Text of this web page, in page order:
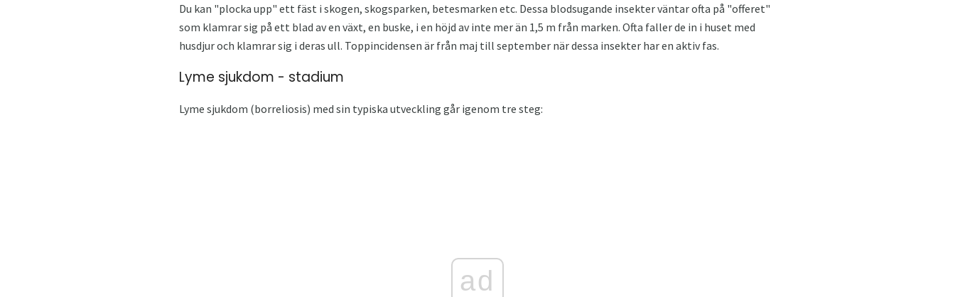
Du kan "plocka upp" ett fäst i skogen, skogsparken, betesmarken etc. Dessa blodsugande insekter väntar ofta på "offeret"
som klamrar sig på ett blad av en växt, en buske, i en höjd av inte mer än 1,5 m från marken. Ofta faller de in i huset med
husdjur och klamrar sig i deras ull. Toppincidensen är från maj till september när dessa insekter har en aktiv fas.
Lyme sjukdom - stadium
Lyme sjukdom (borreliosis) med sin typiska utveckling går igenom tre steg:
ad